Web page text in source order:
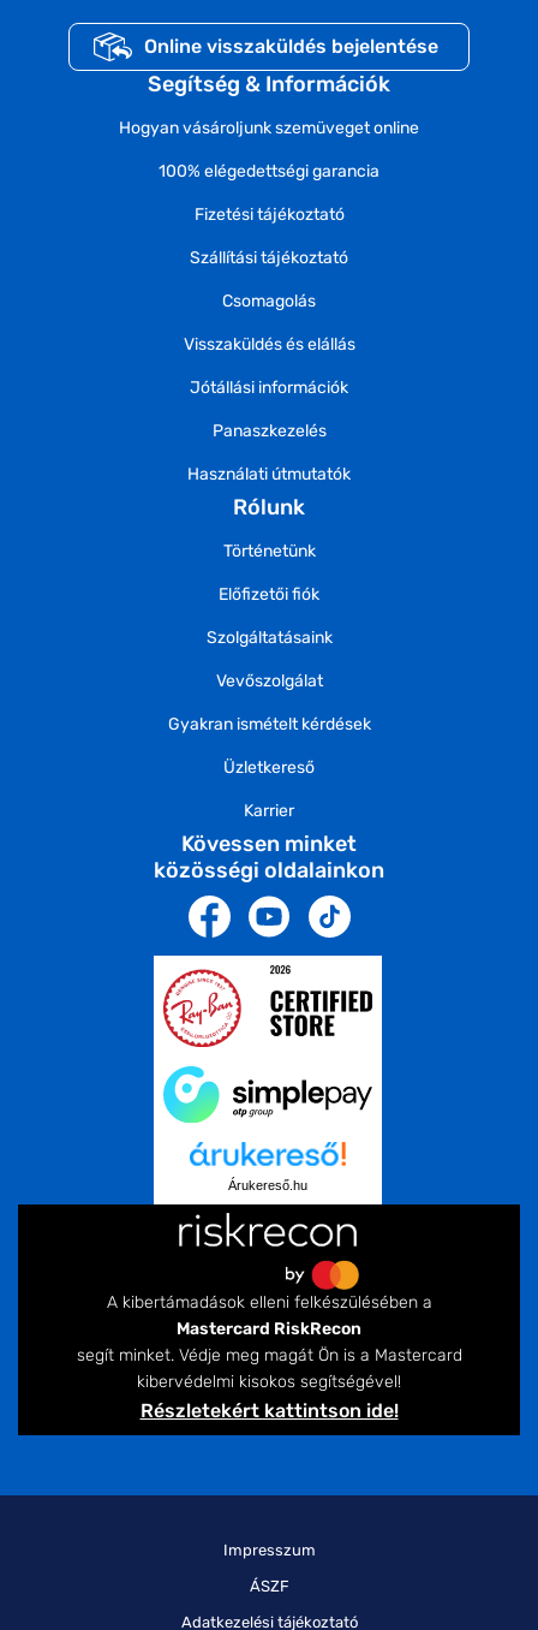
Online visszaküldés bejelentése
Segítség & Információk
Hogyan vásároljunk szemüveget online
100% elégedettségi garancia
Fizetési tájékoztató
Szállítási tájékoztató
Csomagolás
Visszaküldés és elállás
Jótállási információk
Panaszkezelés
Használati útmutatók
Rólunk
Történetünk
Előfizetői fiók
Szolgáltatásaink
Vevőszolgálat
Gyakran ismételt kérdések
Üzletkereső
Karrier
Kövessen minket
közösségi oldalainkon
Árukereső.hu
A kibertámadások elleni felkészülésében a
Mastercard RiskRecon
segít minket. Védje meg magát Ön is a Mastercard
kibervédelmi kisokos segítségével!
Részletekért kattintson ide!
Impresszum
ÁSZF
Adatkezelési tájékoztató